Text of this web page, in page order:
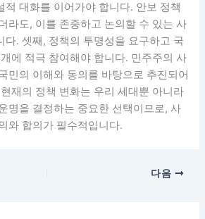
적 대화를 이어가야 합니다. 안보 정책
라도, 이를 존중하고 논의할 수 있는 사
다. 셋째, 정책의 투명성을 요구하고 국
에 적극 참여해야 합니다. 민주주의 사
민의 이해와 동의를 바탕으로 추진되어
재의 정책 변화는 우리 세대뿐 아니라
명을 결정하는 중요한 선택이므로, 사
와 합의가 필수적입니다.
다음